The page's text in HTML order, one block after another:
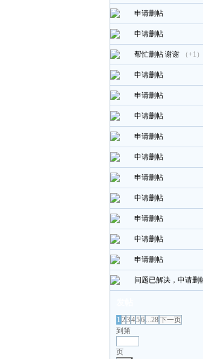
申请删帖
申请删帖
帮忙删帖 谢谢 （+1）
申请删帖
申请删帖
申请删帖
申请删帖
申请删帖
申请删帖
申请删帖
申请删帖
申请删帖
申请删帖
问题已解决，申请删
123456 ...28下一页
到第
页